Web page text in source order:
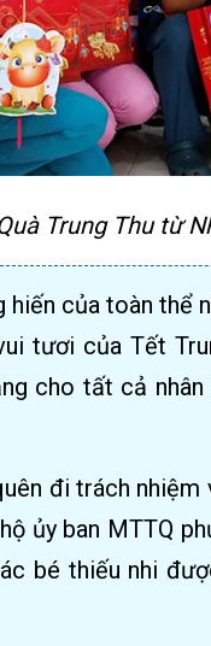
Trung Thu từ
của toàn thể
tươi của Tết
cho tất cả
đi trách nhiệm
ủy ban MTTQ
bé thiếu nhi